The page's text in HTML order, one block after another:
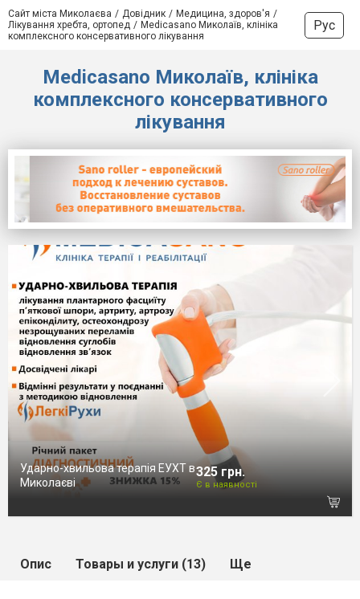
Сайт міста Миколаєва Довідник
Медицина, здоров'я
Лікування хребта, ортопед
Medicasano Миколаїв, клініка
комплексного консервативного лікування
Рус
Medicasano Миколаїв, клініка
комплексного консервативного
лікування
Ударно-хвильова терапія ЕУХТ в
Миколаєві
325 грн.
Є в наявності
Опис Товары и услуги (13) Ще